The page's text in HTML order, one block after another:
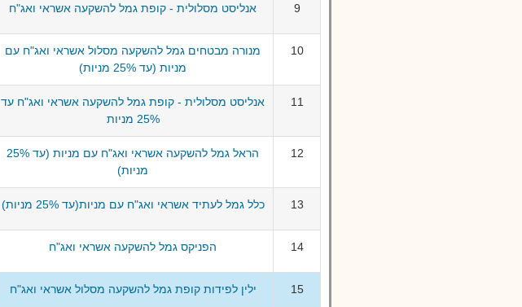
9 אנליסט מסלולית - קופת גמל להשקעה אשראי ואג"ח
10
מנורה מבטחים גמל להשקעה מסלול אשראי ואג"ח עם
מניות (עד 25% מניות)
11
אנליסט מסלולית - קופת גמל להשקעה אשראי ואג"ח עד
25% מניות
12
הראל גמל להשקעה אשראי ואג"ח עם מניות (עד 25%
מניות)
13 כלל גמל לעתיד אשראי ואג"ח עם מניות(עד 25% מניות)
14 הפניקס גמל להשקעה אשראי ואג"ח
15 ילין לפידות קופת גמל להשקעה מסלול אשראי ואג"ח